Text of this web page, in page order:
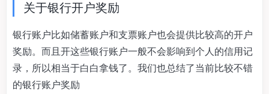
关于银行开户奖励
银行账户比如储蓄账户和支票账户也会提供比较高的开户
奖励。而且开这些银行账户一般不会影响到个人的信用记
录，所以相当于白白拿钱了。我们也总结了当前比较不错
的银行账户奖励